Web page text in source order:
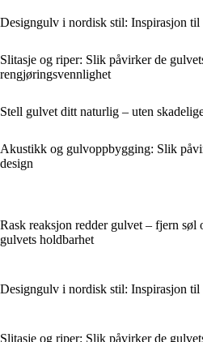
Designgulv i nordisk stil: Inspirasjon til
Slitasje og riper: Slik påvirker de
rengjøringsvennlighet
Stell gulvet ditt naturlig – uten
Akustikk og gulvoppbygging: Slik
design
Rask reaksjon redder gulvet – fjern søl
gulvets holdbarhet
Designgulv i nordisk stil: Inspirasjon til
Slitasje og riper: Slik påvirker de